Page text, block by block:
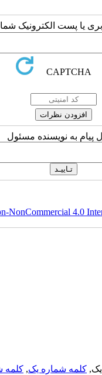
یا پست الکترونیک
پیام به نویسنده مسئول
NonCommercial 4.0
کلمه شماره یک, کلمه